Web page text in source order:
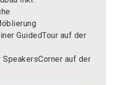
GuidedTour auf der
auf der